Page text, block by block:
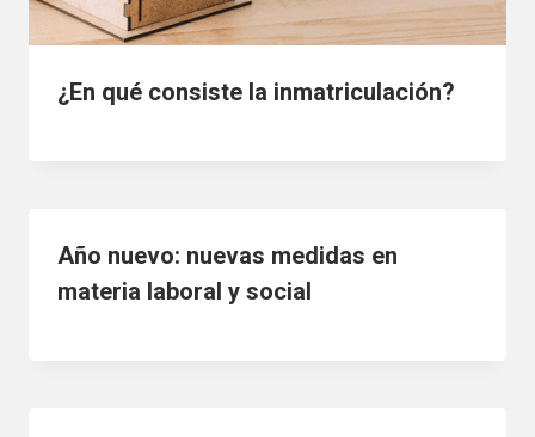
¿En qué consiste la inmatriculación?
Año nuevo: nuevas medidas en
materia laboral y social